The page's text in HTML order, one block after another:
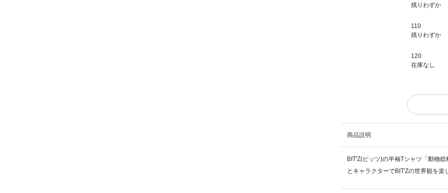
残りわずか
110
残りわずか
120
在庫なし
商品説明
BIT'Z(ビッツ)の半袖Tシャツ「動物
とキャラクターでBIT'Zの世界観を楽